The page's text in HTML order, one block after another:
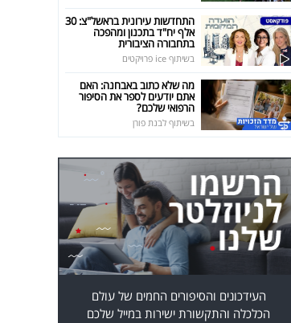
התחדשות עירונית בראשל"צ: 30
אלף יח"ד בתכנון ומהפכה
בתחבורה הציבורית
בשיתוף ice פרויקטים
מה שלא כתוב באבחנה: האם
אתם יודעים לספר את הסיפור
הרפואי שלכם?
בשיתוף לבנת פורן
העידכונים והסיפורים החמים של עולם
הכלכלה והתקשורת ישירות במייל שלכם